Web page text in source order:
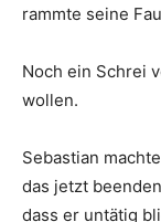
rammte seine
Noch ein Schrei
wollen.
Sebastian
das jetzt
dass er untätig